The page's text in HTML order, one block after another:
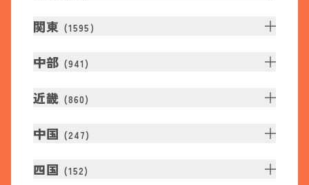
関東 (1595 )
中部 (941 )
近畿 (860)
中国 (247)
四国 (152)